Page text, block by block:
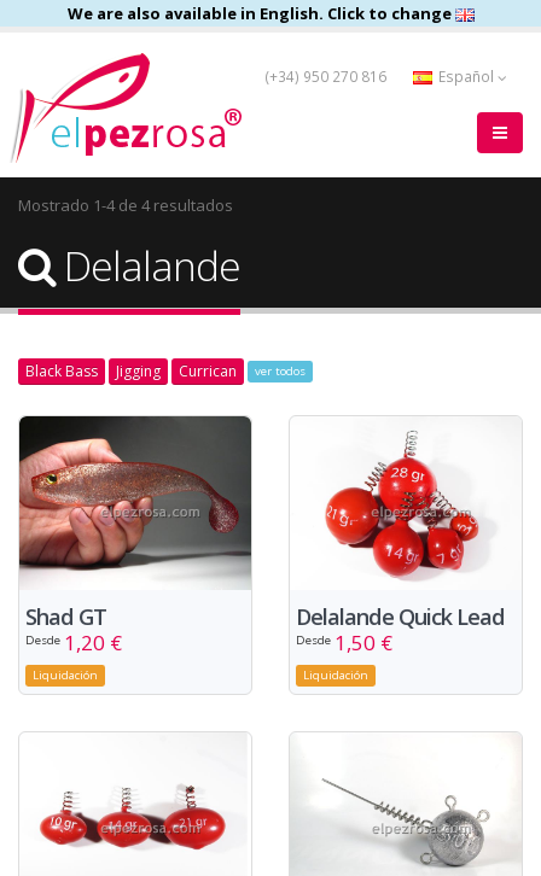
We are also available in English. Click to change
(+34) 950 270 816 Español
Mostrado 1-4 de 4 resultados
Delalande
Black Bass Jigging Currican ver todos
Shad GT
Desde 1,20 €
Liquidación
Delalande Quick Lead
Desde 1,50 €
Liquidación